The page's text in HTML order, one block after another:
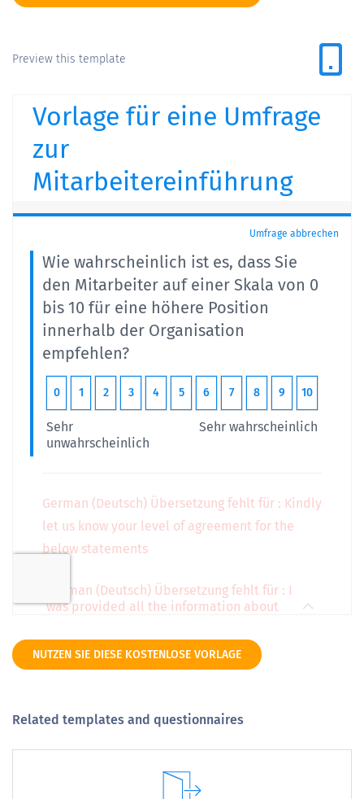
Preview this template
NUTZEN SIE DIESE KOSTENLOSE VORLAGE
Related templates and questionnaires